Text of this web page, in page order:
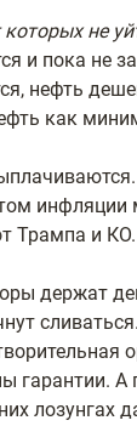
не
и пока не
нефть
как
Трампа и КО.
держат
гарантии. А
лозунгах